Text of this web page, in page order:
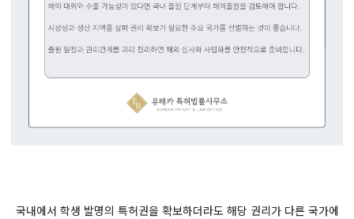
국내에서 학생 발명의 특허권을 확보하더라도 해당 권리가 다른 국가에